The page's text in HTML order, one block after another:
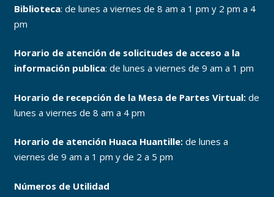
Biblioteca: de lunes a viernes de 8 am a 1 pm y 2 pm a 4
pm
Horario de atención de solicitudes de acceso a la
información publica: de lunes a viernes de 9 am a 1 pm
Horario de recepción de la Mesa de Partes Virtual:de
lunes a viernes de 8 am a 4 pm
Horario de atención Huaca Huantille:de lunes a
viernes de 9 am a 1 pm y de 2 a 5 pm
Números de Utilidad